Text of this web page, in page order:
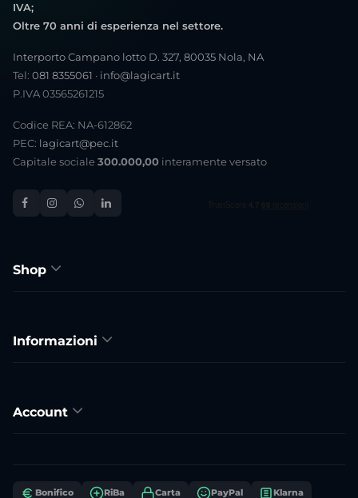
IVA;
Oltre 70 anni di esperienza nel settore.
Interporto Campano lotto D. 327, 80035 Nola, NA
Tel: 081 8355061 · info@lagicart.it
P.IVA 03565261215
Codice REA: NA-612862
PEC: lagicart@pec.it
Capitale sociale 300.000,00 interamente versato
Shop
Informazioni
Account
Bonifico RiBa Carta PayPal Klarna